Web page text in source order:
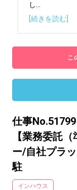
し
[続きを読む]
こ
仕事No.51799
【業務委託
ー/自社プラ
駐
インハウス